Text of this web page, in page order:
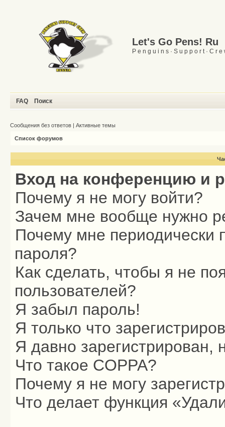
Let's Go Pens! Ru
P e n g u i n s · S u p p o r t · C r e
FAQ Поиск
Сообщения без ответов | Активные темы
Список форумов
Вход на конференцию и
Почему я не могу войти?
Зачем мне вообще нужно
Почему мне периодически
пароля?
Как сделать, чтобы я не
пользователей?
Я забыл пароль!
Я только что
Я давно зарегистрирован,
Что такое COPPA?
Почему я не могу
Что делает функция